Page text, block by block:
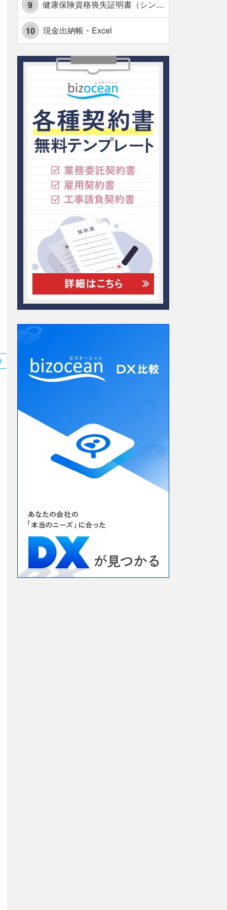
9 健康保険資格喪失証明書（シンプル表形式版）・Excel【見本付き】
10 現金出納帳・Excel